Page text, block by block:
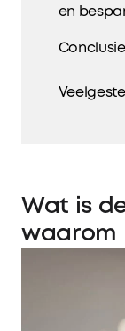
en
Conclusie
Wat is
waarom